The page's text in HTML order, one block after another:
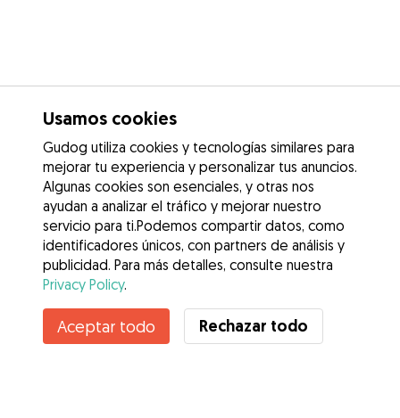
Usamos cookies
Gudog utiliza cookies y tecnologías similares para
mejorar tu experiencia y personalizar tus anuncios.
Algunas cookies son esenciales, y otras nos
ayudan a analizar el tráfico y mejorar nuestro
servicio para ti.Podemos compartir datos, como
identificadores únicos, con partners de análisis y
publicidad. Para más detalles, consulte nuestra
Privacy Policy.
Aceptar todo Rechazar todo